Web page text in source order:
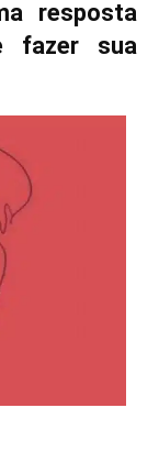
resposta
fazer sua